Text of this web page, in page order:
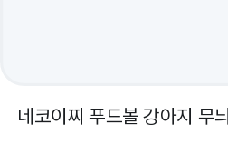
네코이찌 푸드볼 강아지 무늬